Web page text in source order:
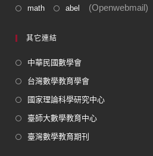
math abel (Openwebmail)
其它連結
中華民國數學會
台灣數學教育學會
國家理論科學研究中心
臺師大數學教育中心
臺灣數學教育期刊